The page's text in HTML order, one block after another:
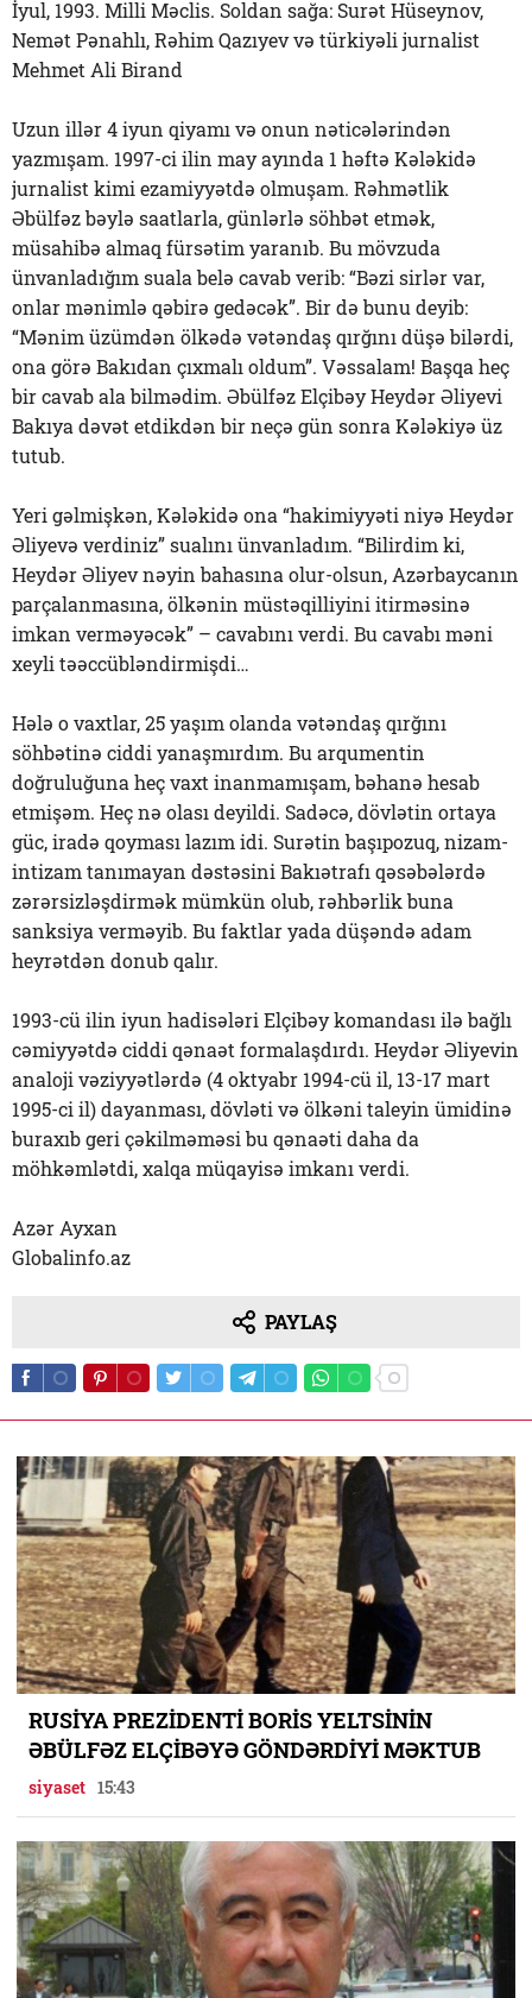
İyul, 1993. Milli Məclis. Soldan sağa: Surət Hüseynov,
Nemət Pənahlı, Rəhim Qazıyev və türkiyəli jurnalist
Mehmet Ali Birand
Uzun illər 4 iyun qiyamı və onun nəticələrindən
yazmışam. 1997-ci ilin may ayında 1 həftə Kələkidə
jurnalist kimi ezamiyyətdə olmuşam. Rəhmətlik
Əbülfəz bəylə saatlarla, günlərlə söhbət etmək,
müsahibə almaq fürsətim yaranıb. Bu mövzuda
ünvanladığım suala belə cavab verib: “Bəzi sirlər var,
onlar mənimlə qəbirə gedəcək”. Bir də bunu deyib:
“Mənim üzümdən ölkədə vətəndaş qırğını düşə bilərdi,
ona görə Bakıdan çıxmalı oldum”. Vəssalam! Başqa heç
bir cavab ala bilmədim. Əbülfəz Elçibəy Heydər Əliyevi
Bakıya dəvət etdikdən bir neçə gün sonra Kələkiyə üz
tutub.
Yeri gəlmişkən, Kələkidə ona “hakimiyyəti niyə Heydər
Əliyevə verdiniz” sualını ünvanladım. “Bilirdim ki,
Heydər Əliyev nəyin bahasına olur-olsun, Azərbaycanın
parçalanmasına, ölkənin müstəqilliyini itirməsinə
imkan verməyəcək” – cavabını verdi. Bu cavabı məni
xeyli təəccübləndirmişdi…
Hələ o vaxtlar, 25 yaşım olanda vətəndaş qırğını
söhbətinə ciddi yanaşmırdım. Bu arqumentin
doğruluğuna heç vaxt inanmamışam, bəhanə hesab
etmişəm. Heç nə olası deyildi. Sadəcə, dövlətin ortaya
güc, iradə qoyması lazım idi. Surətin başıpozuq, nizam-
intizam tanımayan dəstəsini Bakıətrafı qəsəbələrdə
zərərsizləşdirmək mümkün olub, rəhbərlik buna
sanksiya verməyib. Bu faktlar yada düşəndə adam
heyrətdən donub qalır.
1993-cü ilin iyun hadisələri Elçibəy komandası ilə bağlı
cəmiyyətdə ciddi qənaət formalaşdırdı. Heydər Əliyevin
analoji vəziyyətlərdə (4 oktyabr 1994-cü il, 13-17 mart
1995-ci il) dayanması, dövləti və ölkəni taleyin ümidinə
buraxıb geri çəkilməməsi bu qənaəti daha da
möhkəmlətdi, xalqa müqayisə imkanı verdi.
Azər Ayxan
Globalinfo.az
PAYLAŞ
RUSİYA PREZİDENTİ BORİS YELTSİNİN
ƏBÜLFƏZ ELÇİBƏYƏ GÖNDƏRDİYİ MƏKTUB
siyaset 15:43